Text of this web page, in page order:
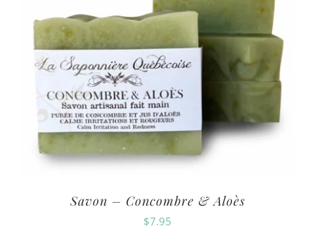
Savon – Concombre & Aloès
$7.95